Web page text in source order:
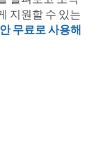
지원할 수 있는
무료로 사용해